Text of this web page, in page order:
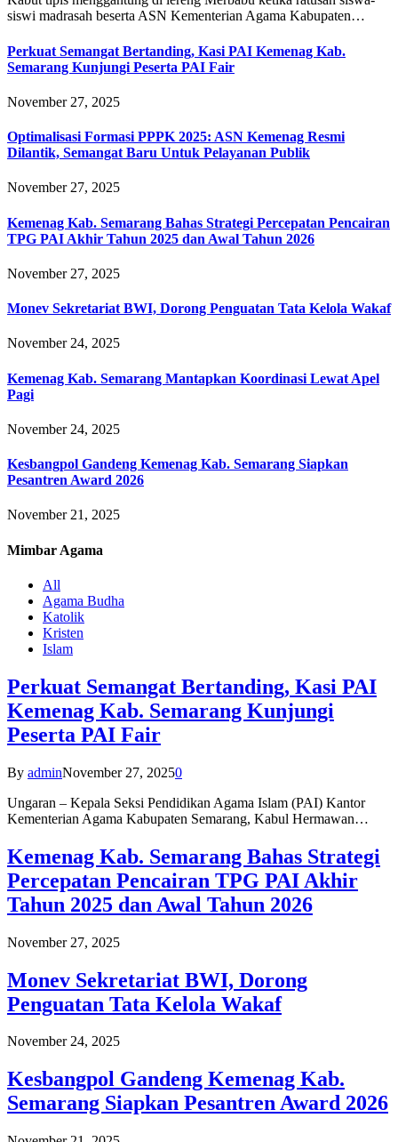
siswi madrasah beserta ASN Kementerian Agama Kabupaten…
Perkuat Semangat Bertanding, Kasi PAI Kemenag Kab.
Semarang Kunjungi Peserta PAI Fair
November 27, 2025
Optimalisasi Formasi PPPK 2025: ASN Kemenag Resmi
Dilantik, Semangat Baru Untuk Pelayanan Publik
November 27, 2025
Kemenag Kab. Semarang Bahas Strategi Percepatan Pencairan
TPG PAI Akhir Tahun 2025 dan Awal Tahun 2026
November 27, 2025
Monev Sekretariat BWI, Dorong Penguatan Tata Kelola Wakaf
November 24, 2025
Kemenag Kab. Semarang Mantapkan Koordinasi Lewat Apel
Pagi
November 24, 2025
Kesbangpol Gandeng Kemenag Kab. Semarang Siapkan
Pesantren Award 2026
November 21, 2025
Mimbar Agama
All
Agama Budha
Katolik
Kristen
Islam
Perkuat Semangat Bertanding, Kasi PAI
Kemenag Kab. Semarang Kunjungi
Peserta PAI Fair
By adminNovember 27, 20250
Ungaran – Kepala Seksi Pendidikan Agama Islam (PAI) Kantor
Kementerian Agama Kabupaten Semarang, Kabul Hermawan…
Kemenag Kab. Semarang Bahas Strategi
Percepatan Pencairan TPG PAI Akhir
Tahun 2025 dan Awal Tahun 2026
November 27, 2025
Monev Sekretariat BWI, Dorong
Penguatan Tata Kelola Wakaf
November 24, 2025
Kesbangpol Gandeng Kemenag Kab.
Semarang Siapkan Pesantren Award 2026